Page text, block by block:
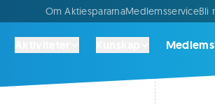
Om AktiespararnaMedlemsserviceBli